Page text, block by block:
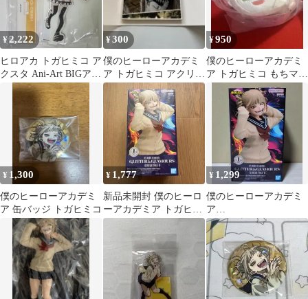
¥2,222
ヒロアカ トガヒミコ ア
クスタ Ani-Art BIGアク
リルスタンド
¥300
僕のヒーローアカデミ
ア トガヒミコ アクリル
キーホルダー
¥950
僕のヒーローアカデミ
ア トガヒミコ もちマス
もちもちマスコット
¥ 1,300
僕のヒーローアカデミ
ア 缶バッジ トガヒミコ
¥ 1,777
新品未開封 僕のヒーロ
ーアカデミア トガヒミ
コ フィギュア
¥ 1,299
僕のヒーローアカデミ
ア
GLITTER&GLAMOUR
S-トガヒミコ